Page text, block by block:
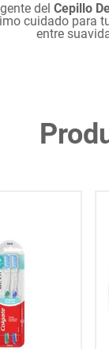
del Cepillo
cuidado para
entre